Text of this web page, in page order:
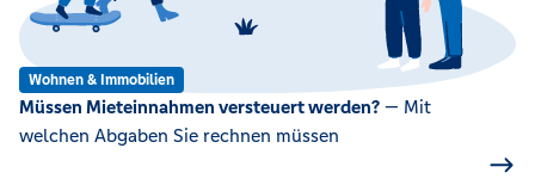
Wohnen & Immobilien
Müssen Mieteinnahmen versteuert werden? — Mit
welchen Abgaben Sie rechnen müssen